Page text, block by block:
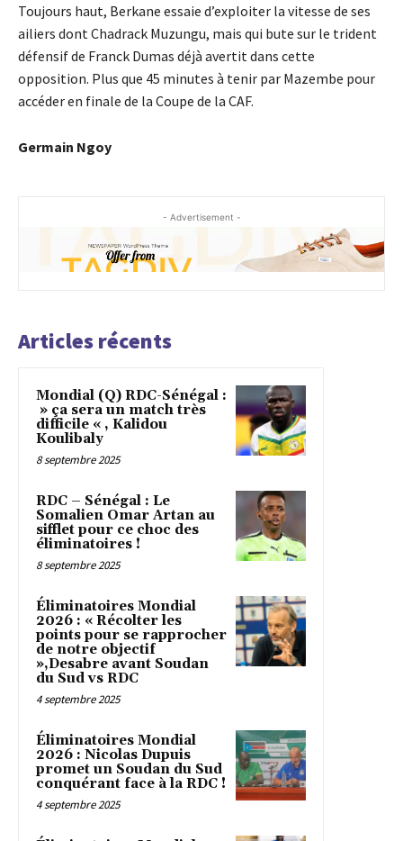
Toujours haut, Berkane essaie d’exploiter la vitesse de ses
ailiers dont Chadrack Muzungu, mais qui bute sur le trident
défensif de Franck Dumas déjà avertit dans cette
opposition. Plus que 45 minutes à tenir par Mazembe pour
accéder en finale de la Coupe de la CAF.
Germain Ngoy
- Advertisement -
Articles récents
Mondial (Q) RDC-Sénégal :
» ça sera un match très
difficile « , Kalidou
Koulibaly
8 septembre 2025
RDC – Sénégal : Le
Somalien Omar Artan au
sifflet pour ce choc des
éliminatoires !
8 septembre 2025
Éliminatoires Mondial
2026 : « Récolter les
points pour se rapprocher
de notre objectif
»,Desabre avant Soudan
du Sud vs RDC
4 septembre 2025
Éliminatoires Mondial
2026 : Nicolas Dupuis
promet un Soudan du Sud
conquérant face à la RDC !
4 septembre 2025